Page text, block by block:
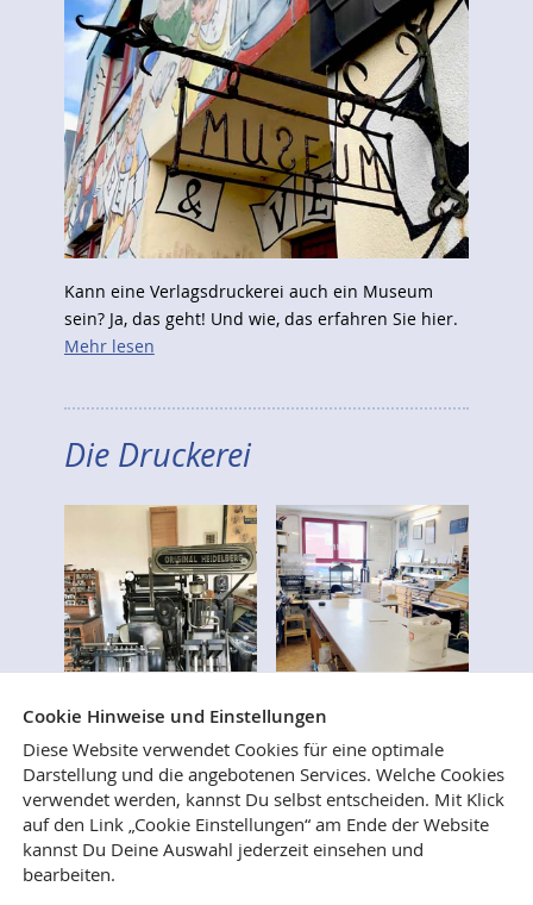
Kann eine Verlagsdruckerei auch ein Museum
sein? Ja, das geht! Und wie, das erfahren Sie hier.
Mehr lesen
Die Druckerei
Wer immer schon mal wissen wollte, wie Bücher
gesetzt, gedruckt und gebunden werden, ist
herzlich eingeladen, uns in unseren Verlags- und
Cookie Hinweise und Einstellungen
Diese Website verwendet Cookies für eine optimale
Darstellung und die angebotenen Services. Welche Cookies
verwendet werden, kannst Du selbst entscheiden. Mit Klick
auf den Link „Cookie Einstellungen“ am Ende der Website
kannst Du Deine Auswahl jederzeit einsehen und
bearbeiten.